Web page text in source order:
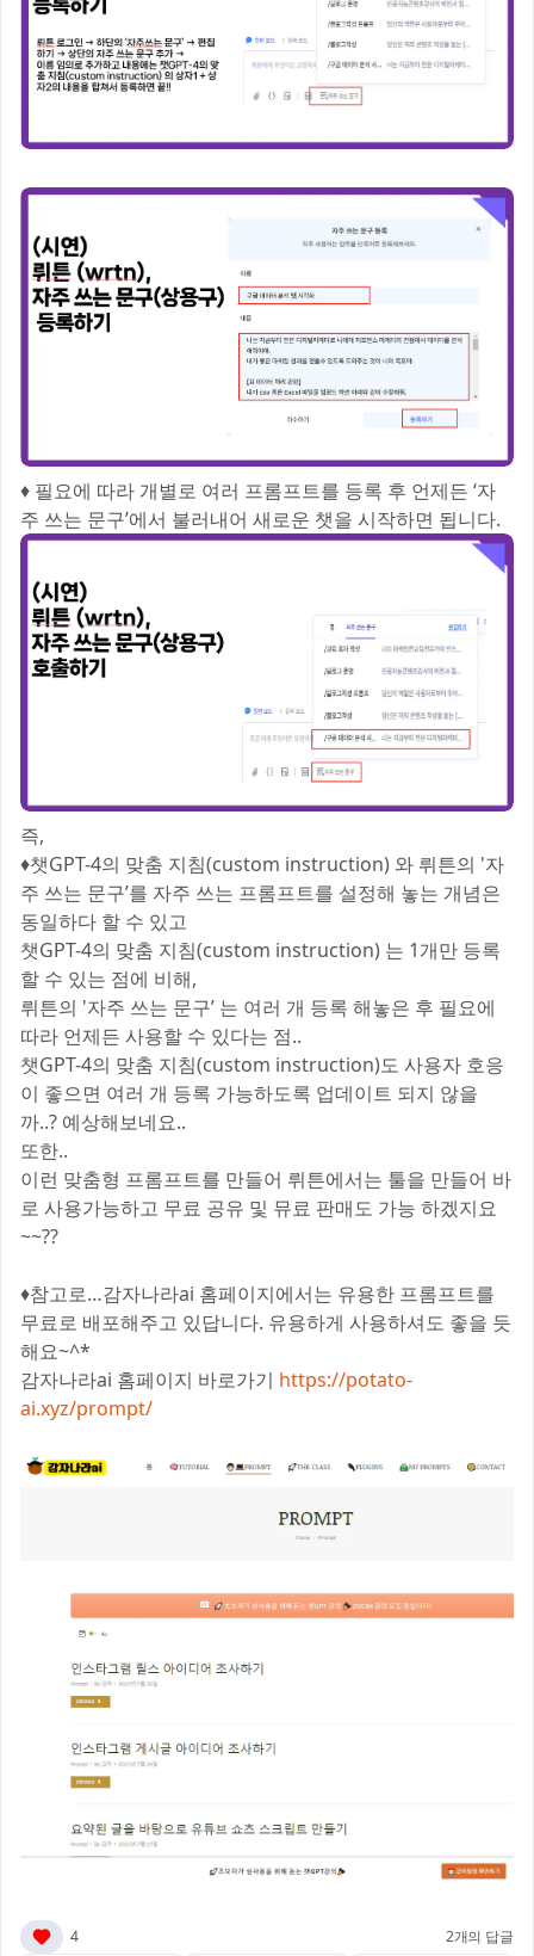
♦️ 필요에 따라 개별로 여러 프롬프트를 등록 후 언제든 ‘자
주 쓰는 문구’에서 불러내어 새로운 챗을 시작하면 됩니다.
즉,
♦️챗GPT-4의 맞춤 지침(custom instruction) 와 뤼튼의 '자
주 쓰는 문구’를 자주 쓰는 프롬프트를 설정해 놓는 개념은
동일하다 할 수 있고
챗GPT-4의 맞춤 지침(custom instruction) 는 1개만 등록
할 수 있는 점에 비해,
뤼튼의 '자주 쓰는 문구’ 는 여러 개 등록 해놓은 후 필요에
따라 언제든 사용할 수 있다는 점..
챗GPT-4의 맞춤 지침(custom instruction)도 사용자 호응
이 좋으면 여러 개 등록 가능하도록 업데이트 되지 않을
까..? 예상해보네요..😄
또한..
이런 맞춤형 프롬프트를 만들어 뤼튼에서는 툴을 만들어 바
로 사용가능하고 무료 공유 및 뮤료 판매도 가능 하겠지요
~~??
♦️참고로…감자나라ai 홈페이지에서는 유용한 프롬프트를
무료로 배포해주고 있답니다. 유용하게 사용하셔도 좋을 듯
해요~^*
감자나라ai 홈페이지 바로가기 https://potato-
ai.xyz/prompt/
4 2개의 답글